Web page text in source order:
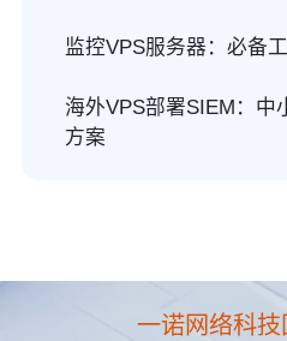
监控VPS服务器：必备
海外VPS部署SIEM：中
方案
一诺网络科